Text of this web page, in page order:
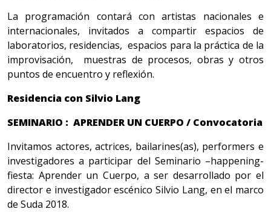
La programación contará con artistas nacionales e
internacionales, invitados a compartir espacios de
laboratorios, residencias, espacios para la práctica de la
improvisación, muestras de procesos, obras y otros
puntos de encuentro y reflexión.
Residencia con Silvio Lang
SEMINARIO : APRENDER UN CUERPO / Convocatoria
Invitamos actores, actrices, bailarines(as), performers e
investigadores a participar del Seminario –happening-
fiesta: Aprender un Cuerpo, a ser desarrollado por el
director e investigador escénico Silvio Lang, en el marco
de Suda 2018.